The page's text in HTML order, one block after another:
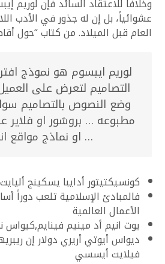
وخلافاَ للاعتقاد السائد فإن لوريم
عشوائياً، بل إن له جذور في الأدب
العام قبل الميلاد. من كتاب “حول
لوريم ايبسوم هو نموذج
التصاميم لتعرض على
وضع النصوص بالتصاميم
مطبوعه … بروشور او فلاير
… او نماذج مواقع
كونسيكتيتور أدايبا يسكينج أليايت
فالمبادئ الإسلامية تلعب دوراً
الأعمال العالمية
يوت انيم أد مينيم فينايم,كيواس
ديواس أيوتي أريري دولار إن
فيلايت أيسسي